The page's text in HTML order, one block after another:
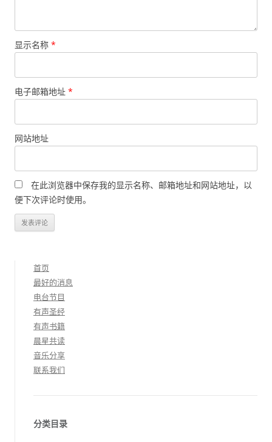
显示名称 *
电子邮箱地址 *
网站地址
在此浏览器中保存我的显示名称、邮箱地址和网站地址，以
便下次评论时使用。
首页
最好的消息
电台节目
有声圣经
有声书籍
晨星共读
音乐分享
联系我们
分类目录